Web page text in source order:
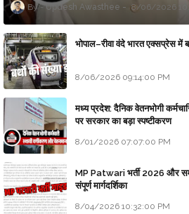
Updesh Awasthee 8/06/2026
भोपाल–रीवा वंदे भारत एक्सप्रेस में
8/06/2026 09:14:00 PM
मध्य प्रदेश: दैनिक वेतनभोगी
पर सरकार का बड़ा स्पष्टीकरण
8/01/2026 07:07:00 PM
MP Patwari भर्ती 2026 और
संपूर्ण मार्गदर्शिका
8/04/2026 10:32:00 PM